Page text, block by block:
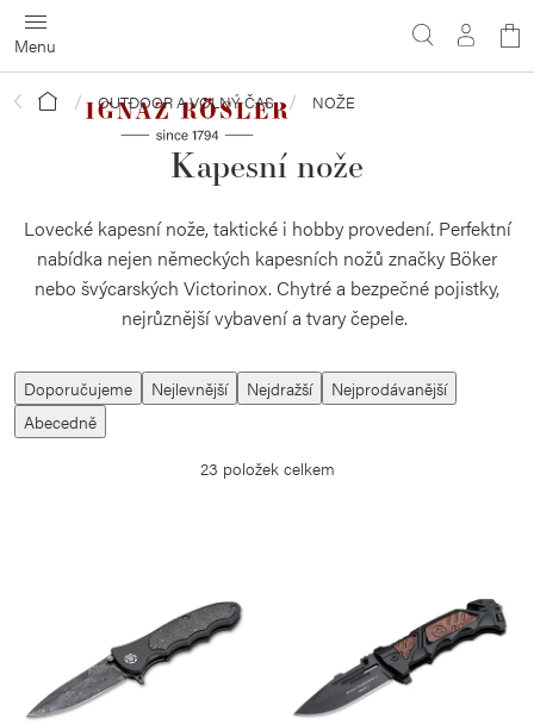
Přejít
na
obsah
Domů OUTDOOR A VOLNÝ ČAS NOŽE
Kapesní nože
Lovecké kapesní nože, taktické i hobby provedení. Perfektní
nabídka nejen německých kapesních nožů značky Böker
nebo švýcarských Victorinox. Chytré a bezpečné pojistky,
nejrůznější vybavení a tvary čepele.
Ř
a
z
d
Doporučujeme Nejlevnější Nejdražší
Nejprodávanější
Abecedně
23 položek celkem